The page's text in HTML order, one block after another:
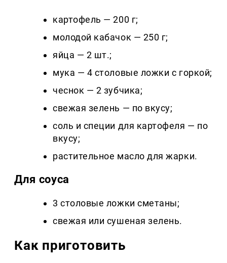
картофель — 200 г;
молодой кабачок — 250 г;
яйца — 2 шт.;
мука — 4 столовые ложки с горкой;
чеснок — 2 зубчика;
свежая зелень — по вкусу;
соль и специи для картофеля — по
вкусу;
растительное масло для жарки.
Для соуса
3 столовые ложки сметаны;
свежая или сушеная зелень.
Как приготовить